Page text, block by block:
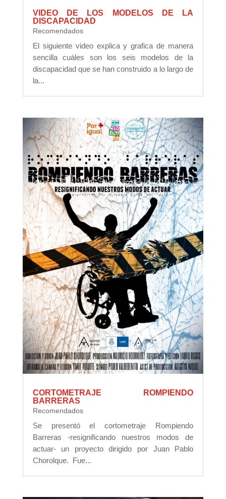
VIDEO DE LOS MODELOS DE LA
DISCAPACIDAD
Recomendados
El siguiente video explica y grafica de manera
sencilla cuáles son los seis modelos de la
discapacidad que se han construido a lo largo de
la...
CORTOMETRAJE ROMPIENDO
BARRERAS
Recomendados
Se presentó el cortometraje Rompiendo
Barreras -resignificando nuestros modos de
actuar- un proyecto dirigido por Juan Pablo
Chorolque. Fue...